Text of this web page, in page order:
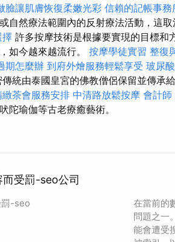
臉讓肌膚恢復柔嫩光彩 信賴的記帳事務
自然療法範圍內的反射療法活動，這取
擇 許多按摩技術是根據要實現的目標和
如今越來越流行。 按摩學徒實習 整復
期怎麼辦 到府外燴服務輕鬆享受 玻尿
統由泰國皇宮的佛教僧侶保留並傳承
緻茶會服務安排 中清路放鬆按摩 會計師
陀瑜伽等古老療癒藝術。
受罰-seo公司
罰-seo
在當前的
問題之一
能會遭受